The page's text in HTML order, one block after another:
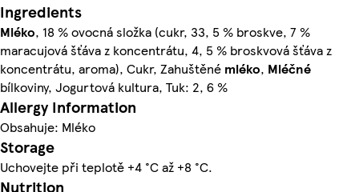
Ingredients
Mléko, 18 % ovocná složka (cukr, 33, 5 % broskve, 7 %
maracujová šťáva z koncentrátu, 4, 5 % broskvová šťáva z
koncentrátu, aroma), Cukr, Zahuštěné mléko, Mléčné
bílkoviny, Jogurtová kultura, Tuk: 2, 6 %
Allergy Information
Obsahuje: Mléko
Storage
Uchovejte při teplotě +4 °C až +8 °C.
Nutrition